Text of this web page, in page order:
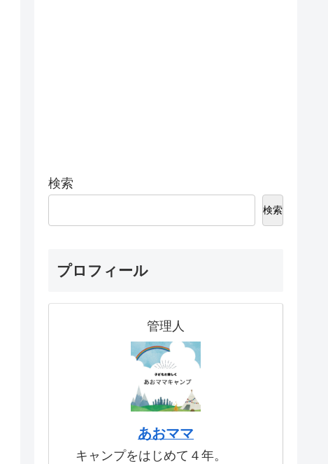
検索
検索
プロフィール
管理人
あおママ
キャンプをはじめて４年。